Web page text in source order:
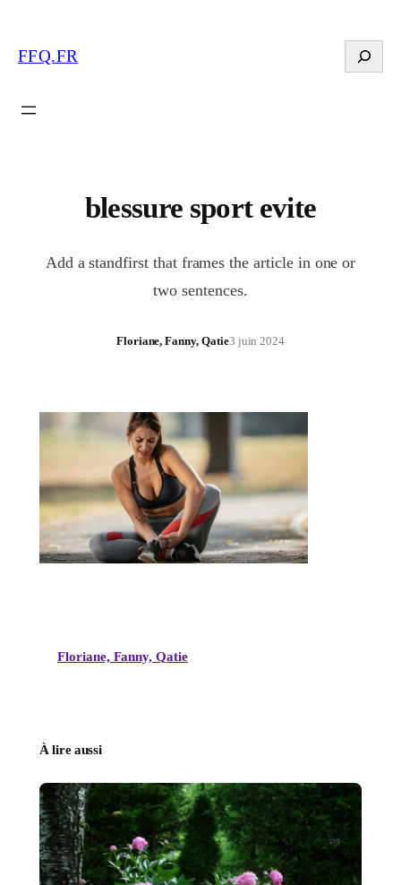
FFQ.FR Search
blessure sport evite
Add a standfirst that frames the article in one or
two sentences.
Floriane, Fanny, Qatie3 juin 2024
Floriane, Fanny, Qatie
À lire aussi